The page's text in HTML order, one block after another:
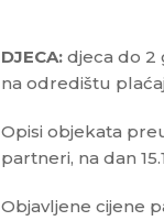
DJECA:djeca do 2
na odredištu
Opisi objekata
partneri, na dan
Objavljene cijene